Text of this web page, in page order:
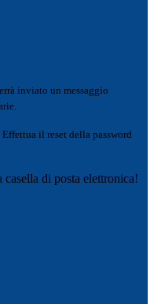
inviato un messaggio
il reset della password
di posta elettronica!